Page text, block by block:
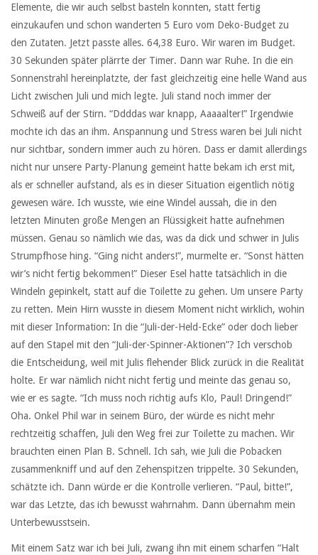
Elemente, die wir auch selbst basteln konnten, statt fertig
einzukaufen und schon wanderten 5 Euro vom Deko-Budget zu
den Zutaten. Jetzt passte alles. 64,38 Euro. Wir waren im Budget.
30 Sekunden später plärrte der Timer. Dann war Ruhe. In die ein
Sonnenstrahl hereinplatzte, der fast gleichzeitig eine helle Wand aus
Licht zwischen Juli und mich legte. Juli stand noch immer der
Schweiß auf der Stirn. “Ddddas war knapp, Aaaaalter!” Irgendwie
mochte ich das an ihm. Anspannung und Stress waren bei Juli nicht
nur sichtbar, sondern immer auch zu hören. Dass er damit allerdings
nicht nur unsere Party-Planung gemeint hatte bekam ich erst mit,
als er schneller aufstand, als es in dieser Situation eigentlich nötig
gewesen wäre. Ich wusste, wie eine Windel aussah, die in den
letzten Minuten große Mengen an Flüssigkeit hatte aufnehmen
müssen. Genau so nämlich wie das, was da dick und schwer in Julis
Strumpfhose hing. “Ging nicht anders!”, murmelte er. “Sonst hätten
wir’s nicht fertig bekommen!” Dieser Esel hatte tatsächlich in die
Windeln gepinkelt, statt auf die Toilette zu gehen. Um unsere Party
zu retten. Mein Hirn wusste in diesem Moment nicht wirklich, wohin
mit dieser Information: In die “Juli-der-Held-Ecke” oder doch lieber
auf den Stapel mit den “Juli-der-Spinner-Aktionen”? Ich verschob
die Entscheidung, weil mit Julis flehender Blick zurück in die Realität
holte. Er war nämlich nicht nicht fertig und meinte das genau so,
wie er es sagte. “Ich muss noch richtig aufs Klo, Paul! Dringend!”
Oha. Onkel Phil war in seinem Büro, der würde es nicht mehr
rechtzeitig schaffen, Juli den Weg frei zur Toilette zu machen. Wir
brauchten einen Plan B. Schnell. Ich sah, wie Juli die Pobacken
zusammenkniff und auf den Zehenspitzen trippelte. 30 Sekunden,
schätzte ich. Dann würde er die Kontrolle verlieren. “Paul, bitte!”,
war das Letzte, das ich bewusst wahrnahm. Dann übernahm mein
Unterbewusstsein.
Mit einem Satz war ich bei Juli, zwang ihn mit einem scharfen “Halt